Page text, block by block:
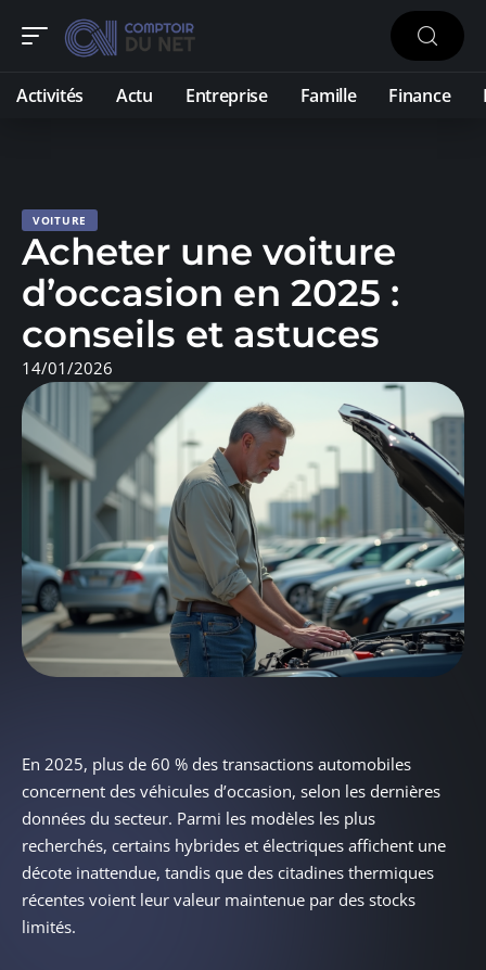
Activités Actu Entreprise Famille Finance
VOITURE
Acheter une voiture
d’occasion en 2025 :
conseils et astuces
14/01/2026
En 2025, plus de 60 % des transactions automobiles
concernent des véhicules d’occasion, selon les dernières
données du secteur. Parmi les modèles les plus
recherchés, certains hybrides et électriques affichent une
décote inattendue, tandis que des citadines thermiques
récentes voient leur valeur maintenue par des stocks
limités.